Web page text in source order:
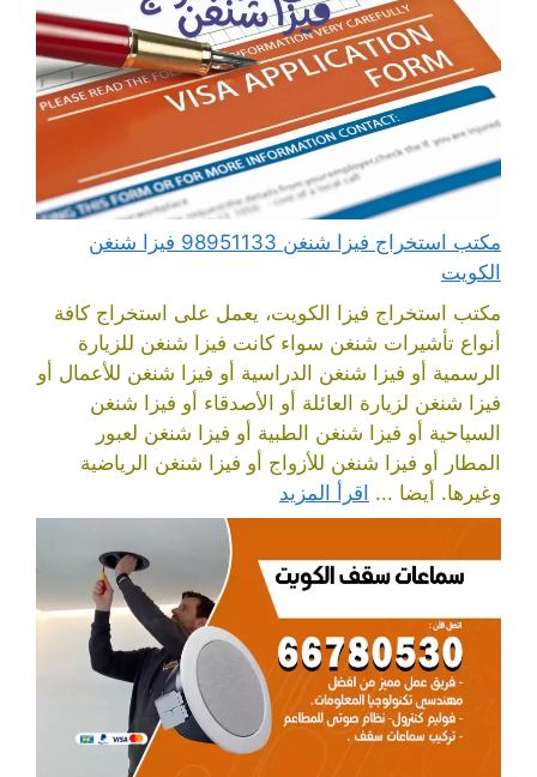
مكتب استخراج فيزا شنغن 98951133 فيزا شنغن
الكويت
مكتب استخراج فيزا الكويت، يعمل على استخراج كافة
أنواع تأشيرات شنغن سواء كانت فيزا شنغن للزيارة
الرسمية أو فيزا شنغن الدراسية أو فيزا شنغن للأعمال أو
فيزا شنغن لزيارة العائلة أو الأصدقاء أو فيزا شنغن
السياحية أو فيزا شنغن الطبية أو فيزا شنغن لعبور
المطار أو فيزا شنغن للأزواج أو فيزا شنغن الرياضية
وغيرها. أيضا ... اقرأ المزيد